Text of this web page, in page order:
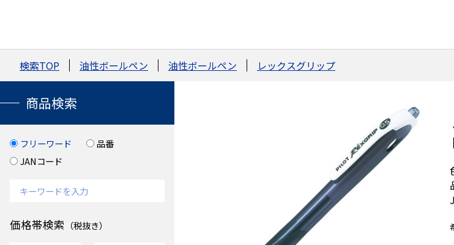
検索TOP 油性ボールペン 油性ボールペン レックスグリップ
商品検索
フリーワード
品番
JANコード
価格帯検索 （税抜き）